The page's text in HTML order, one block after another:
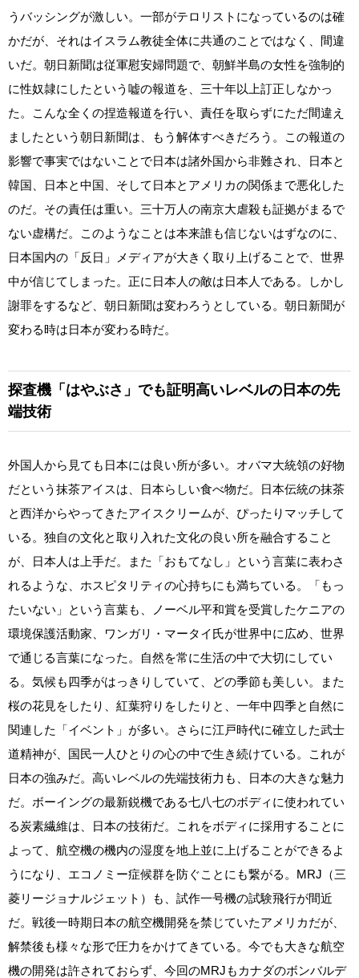
うバッシングが激しい。一部がテロリストになっているのは確
かだが、それはイスラム教徒全体に共通のことではなく、間違
いだ。朝日新聞は従軍慰安婦問題で、朝鮮半島の女性を強制的
に性奴隷にしたという嘘の報道を、三十年以上訂正しなかっ
た。こんな全くの捏造報道を行い、責任を取らずにただ間違え
ましたという朝日新聞は、もう解体すべきだろう。この報道の
影響で事実ではないことで日本は諸外国から非難され、日本と
韓国、日本と中国、そして日本とアメリカの関係まで悪化した
のだ。その責任は重い。三十万人の南京大虐殺も証拠がまるで
ない虚構だ。このようなことは本来誰も信じないはずなのに、
日本国内の「反日」メディアが大きく取り上げることで、世界
中が信じてしまった。正に日本人の敵は日本人である。しかし
謝罪をするなど、朝日新聞は変わろうとしている。朝日新聞が
変わる時は日本が変わる時だ。
探査機「はやぶさ」でも証明高いレベルの日本の先
端技術
外国人から見ても日本には良い所が多い。オバマ大統領の好物
だという抹茶アイスは、日本らしい食べ物だ。日本伝統の抹茶
と西洋からやってきたアイスクリームが、ぴったりマッチして
いる。独自の文化と取り入れた文化の良い所を融合すること
が、日本人は上手だ。また「おもてなし」という言葉に表わさ
れるような、ホスピタリティの心持ちにも満ちている。「もっ
たいない」という言葉も、ノーベル平和賞を受賞したケニアの
環境保護活動家、ワンガリ・マータイ氏が世界中に広め、世界
で通じる言葉になった。自然を常に生活の中で大切にしてい
る。気候も四季がはっきりしていて、どの季節も美しい。また
桜の花見をしたり、紅葉狩りをしたりと、一年中四季と自然に
関連した「イベント」が多い。さらに江戸時代に確立した武士
道精神が、国民一人ひとりの心の中で生き続けている。これが
日本の強みだ。高いレベルの先端技術力も、日本の大きな魅力
だ。ボーイングの最新鋭機である七八七のボディに使われてい
る炭素繊維は、日本の技術だ。これをボディに採用することに
よって、航空機の機内の湿度を地上並に上げることができるよ
うになり、エコノミー症候群を防ぐことにも繋がる。MRJ（三
菱リージョナルジェット）も、試作一号機の試験飛行が間近
だ。戦後一時期日本の航空機開発を禁じていたアメリカだが、
解禁後も様々な形で圧力をかけてきている。今でも大きな航空
機の開発は許されておらず、今回のMRJもカナダのボンバルデ